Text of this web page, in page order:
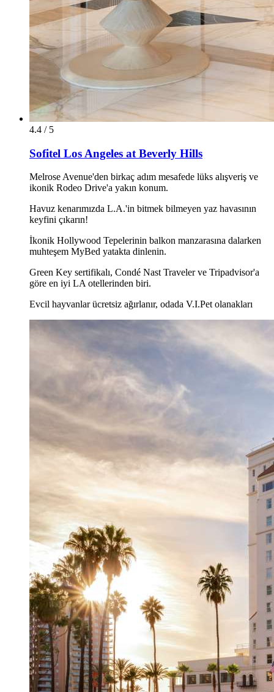
4.4 / 5
Sofitel Los Angeles at Beverly Hills
Melrose Avenue'den birkaç adım mesafede lüks alışveriş ve
ikonik Rodeo Drive'a yakın konum.
Havuz kenarımızda L.A.'in bitmek bilmeyen yaz havasının
keyfini çıkarın!
İkonik Hollywood Tepelerinin balkon manzarasına dalarken
muhteşem MyBed yatakta dinlenin.
Green Key sertifikalı, Condé Nast Traveler ve Tripadvisor'a
göre en iyi LA otellerinden biri.
Evcil hayvanlar ücretsiz ağırlanır, odada V.I.Pet olanakları